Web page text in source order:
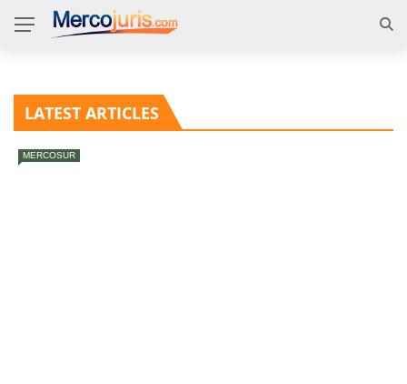
LATEST ARTICLES
MERCOSUR